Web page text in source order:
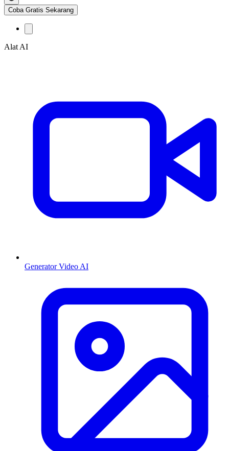
Coba Gratis Sekarang
Alat AI
Generator Video AI